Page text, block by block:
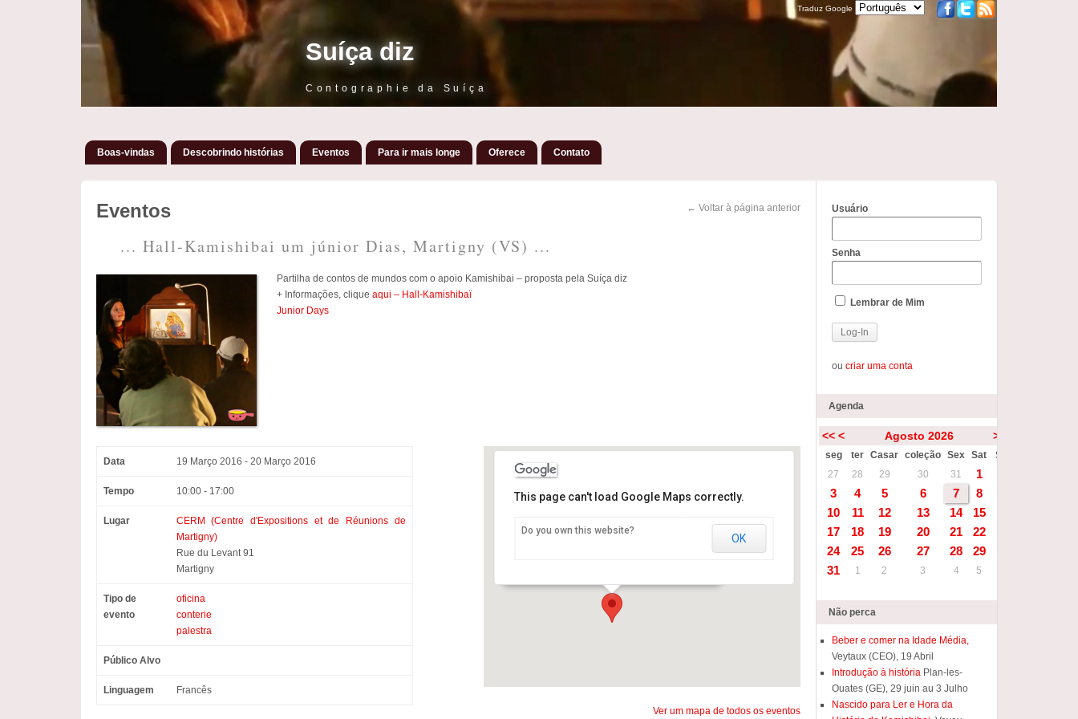
Suíça diz
Contographie da Suíça
Traduz Google
Boas-vindas Descobrindo histórias Eventos Para ir mais longe Oferece Contato
← Voltar à página anterior
Eventos
... Hall-Kamishibai um júnior Dias, Martigny (VS) ...
Partilha de contos de mundos com o apoio Kamishibai – proposta pela Suíça diz
+ Informações, clique aqui – Hall-Kamishibaï
Junior Days
Data 19 Março 2016 - 20 Março 2016
Tempo 10:00 - 17:00
Lugar CERM (Centre d'Expositions et de Réunions de
Martigny)
Rue du Levant91
Martigny
Tipo de
evento
oficina
conterie
palestra
Público Alvo
Linguagem Francês
This page can't load Google Maps correctly.
Do you own this website?
OK
Ver um mapa de todos os eventos
Usuário
Senha
Lembrar de Mim
oucriar uma conta
Agenda
<< < Agosto 2026 >
seg ter Casar coleção Sex Sat
Sun
27
28 29 30 31 1
3
4 5 6 7 8
10
11 12 13 14 15
17
18 19 20 21 22
24
25 26 27 28 29
31
1 2 3 4 5
Não perca
Beber e comer na Idade Média,
Veytaux (CEO), 19 Abril
Introdução à história Plan-les-
Ouates (GE), 29 juin au 3 Julho
Nascido para Ler e Hora da